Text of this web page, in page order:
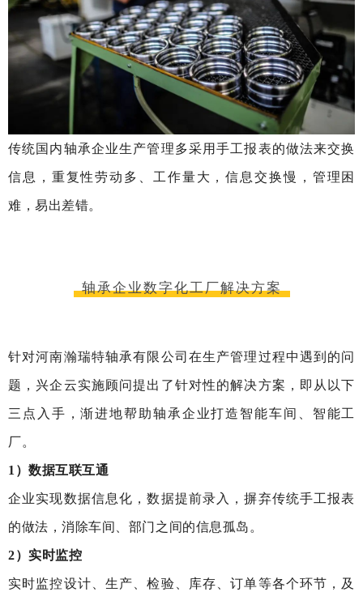
传统国内轴承企业生产管理多采用手工报表的做法来交换
信息，重复性劳动多、工作量大，信息交换慢，管理困
难，易出差错。
轴承企业数字化工厂解决方案
针对河南瀚瑞特轴承有限公司在生产管理过程中遇到的问
题，兴企云实施顾问提出了针对性的解决方案，即从以下
三点入手，渐进地帮助轴承企业打造智能车间、智能工
厂。
1）数据互联互通
企业实现数据信息化，数据提前录入，摒弃传统手工报表
的做法，消除车间、部门之间的信息孤岛。
2）实时监控
实时监控设计、生产、检验、库存、订单等各个环节，及